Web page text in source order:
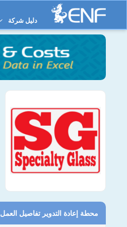
دليل شركة
محطة إعادة التدوير تفاصيل العمل